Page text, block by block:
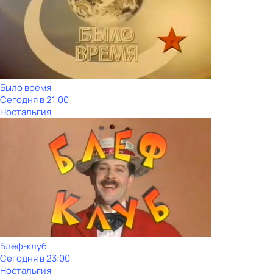
Было время
Сегодня в 21:00
Ностальгия
Блеф-клуб
Сегодня в 23:00
Ностальгия